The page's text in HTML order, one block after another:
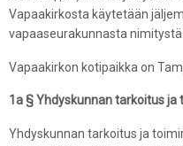
Vapaakirkosta käytetään
vapaaseurakunnasta
Vapaakirkon kotipaikka on
1a § Yhdyskunnan tarkoitus ja
Yhdyskunnan tarkoitus ja